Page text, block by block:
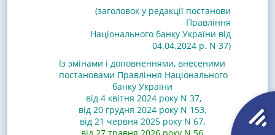
(заголовок у редакції постанови
Правління
Національного банку України від
04.04.2024 р. N 37)
Із змінами і доповненнями, внесеними
постановами Правління Національного
банку України
від 4 квітня 2024 року N 37,
від 20 грудня 2024 року N 153,
від 21 червня 2025 року N 67,